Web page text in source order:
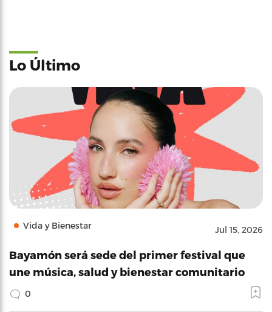
Lo Último
Vida y Bienestar Jul 15, 2026
Bayamón será sede del primer festival que
une música, salud y bienestar comunitario
0